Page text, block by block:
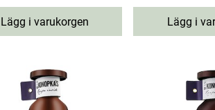
Lägg i varukorgen Lägg i